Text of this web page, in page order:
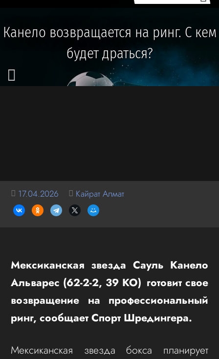
Канело возвращается на ринг. С кем
будет драться?
17.04.2026 Кайрат Алмат
Мексиканская звезда Сауль Канело
Альварес (62-2-2, 39 КО) готовит свое
возвращение на профессиональный
ринг, сообщает Спорт Шредингера.
Мексиканская звезда бокса планирует